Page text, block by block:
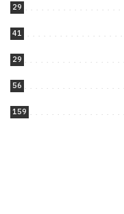
29
41
29
56
159